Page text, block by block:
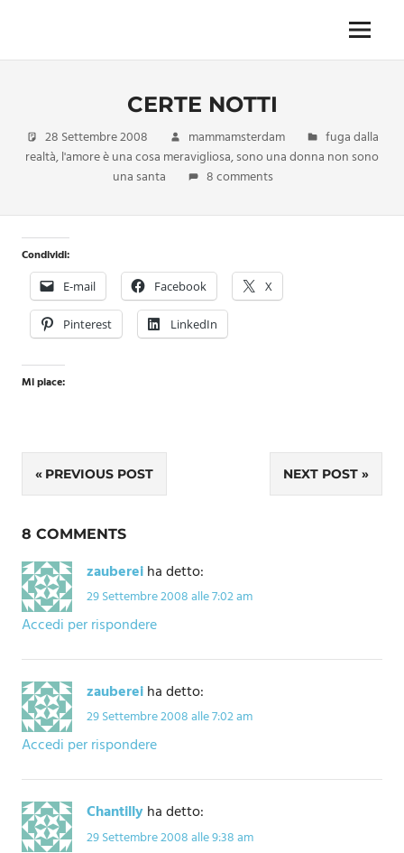
content
imprescindibile,
da
oggi
monodose
e
nuova
confezione
migliorata
Menu
CERTE NOTTI
28 Settembre 2008 mammamsterdam
fuga dalla
realtà,l'amore è una cosa meravigliosa,sono una donna non sono
una santa
8 comments
Condividi:
E-mail Facebook X
Pinterest LinkedIn
Mi piace:
Navigazione
articoli
PREVIOUS POST NEXT POST
8 COMMENTS
zaubereiha detto:
29 Settembre 2008 alle 7:02 am
Accedi per rispondere
zaubereiha detto:
29 Settembre 2008 alle 7:02 am
Accedi per rispondere
Chantillyha detto:
29 Settembre 2008 alle 9:38 am